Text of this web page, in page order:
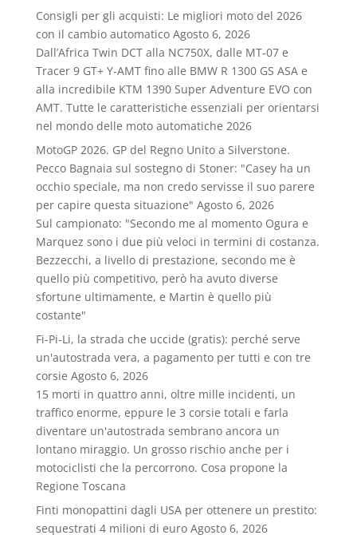
Consigli per gli acquisti: Le migliori moto del 2026
con il cambio automatico Agosto 6, 2026
Dall’Africa Twin DCT alla NC750X, dalle MT‑07 e
Tracer 9 GT+ Y‑AMT fino alle BMW R 1300 GS ASA e
alla incredibile KTM 1390 Super Adventure EVO con
AMT. Tutte le caratteristiche essenziali per orientarsi
nel mondo delle moto automatiche 2026
MotoGP 2026. GP del Regno Unito a Silverstone.
Pecco Bagnaia sul sostegno di Stoner: "Casey ha un
occhio speciale, ma non credo servisse il suo parere
per capire questa situazione" Agosto 6, 2026
Sul campionato: "Secondo me al momento Ogura e
Marquez sono i due più veloci in termini di costanza.
Bezzecchi, a livello di prestazione, secondo me è
quello più competitivo, però ha avuto diverse
sfortune ultimamente, e Martin è quello più
costante"
Fi-Pi-Li, la strada che uccide (gratis): perché serve
un'autostrada vera, a pagamento per tutti e con tre
corsie Agosto 6, 2026
15 morti in quattro anni, oltre mille incidenti, un
traffico enorme, eppure le 3 corsie totali e farla
diventare un'autostrada sembrano ancora un
lontano miraggio. Un grosso rischio anche per i
motociclisti che la percorrono. Cosa propone la
Regione Toscana
Finti monopattini dagli USA per ottenere un prestito:
sequestrati 4 milioni di euro Agosto 6, 2026